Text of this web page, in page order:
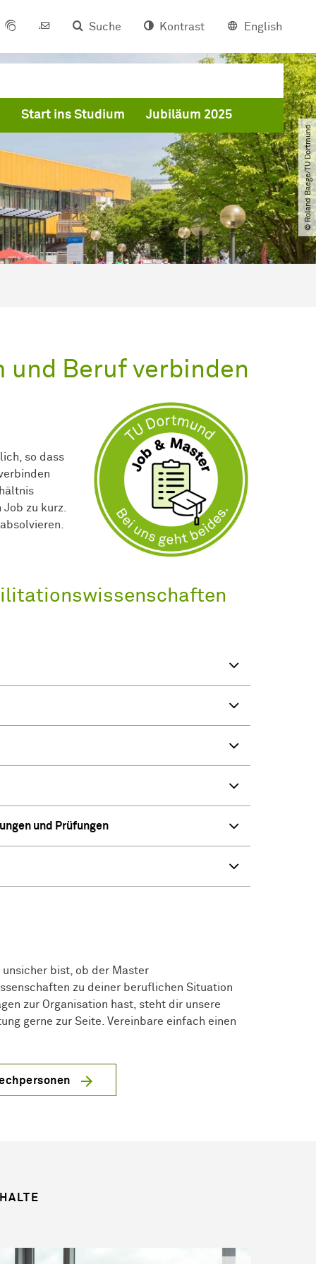
Suche Kontrast English
Start ins Studium Jubiläum 2025
© Roland Baege​/​TU Dortmund
Beruf verbinden
so dass
zu kurz.
und Prüfungen
unsicher bist, ob der Master
zu deiner beruflichen Situation
zur Organisation hast, steht dir unsere
gerne zur Seite. Vereinbare einfach einen